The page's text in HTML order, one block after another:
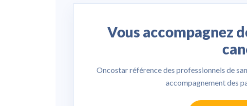
Vous accompagnez
Oncostar référence des professionnels de
accompagnement des